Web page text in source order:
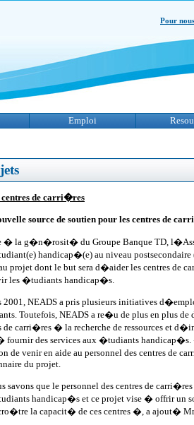
Pour
Emploi
de carri�res
source de soutien pour les centres de
� la g�n�rosit� du Groupe Banque TD,
handicap�(e) au niveau postsecondaire
projet dont le but sera d�aider les centres de
les �tudiants handicap�s.
2001, NEADS a pris plusieurs initiatives
Toutefois, NEADS a re�u de plus en plus de
de carri�res � la recherche de ressources et
fournir des services aux �tudiants
de venir en aide au personnel des centres de
du projet.
savons que le personnel des centres de
handicap�s et ce projet vise � offrir un
la capacit� de ces centres �, a ajout�